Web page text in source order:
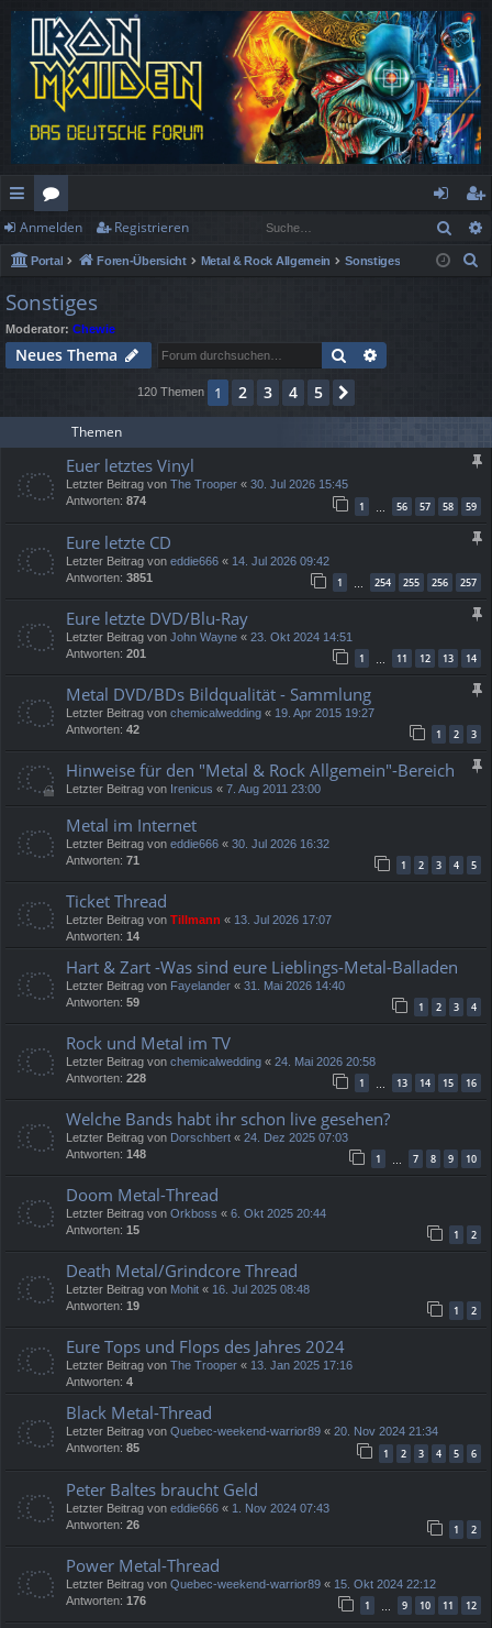
ch
ne
llz
ug
rif
or
en
n
m
eg
ist
Anmelden Registrieren
Portal Foren-Übersicht Metal & Rock Allgemein Sonstiges
Sonstiges
Moderator: Chewie
Neues Thema Suche
120 Themen 1 2 3 4 5
Themen
Euer letztes Vinyl
Letzter Beitrag von The Trooper « 30. Jul 2026 15:45
Antworten: 874 1 56 57 58 59
Eure letzte CD
Letzter Beitrag von eddie666 « 14. Jul 2026 09:42
Antworten: 3851 1 254 255 256 257
Eure letzte DVD/Blu-Ray
Letzter Beitrag von John Wayne « 23. Okt 2024 14:51
Antworten: 201 1 11 12 13 14
Metal DVD/BDs Bildqualität - Sammlung
Letzter Beitrag von chemicalwedding « 19. Apr 2015 19:27
Antworten: 42 1 2 3
Hinweise für den "Metal & Rock Allgemein"-Bereich
Letzter Beitrag von Irenicus « 7. Aug 2011 23:00
Metal im Internet
Letzter Beitrag von eddie666 « 30. Jul 2026 16:32
Antworten: 71 1 2 3 4 5
Ticket Thread
Letzter Beitrag von Tillmann « 13. Jul 2026 17:07
Antworten: 14
Hart & Zart -Was sind eure Lieblings-Metal-Balladen
Letzter Beitrag von Fayelander « 31. Mai 2026 14:40
Antworten: 59 1 2 3 4
Rock und Metal im TV
Letzter Beitrag von chemicalwedding « 24. Mai 2026 20:58
Antworten: 228 1 … 13 14 15 16
Welche Bands habt ihr schon live gesehen?
Letzter Beitrag von Dorschbert « 24. Dez 2025 07:03
Antworten: 148 1 … 7 8 9 10
Doom Metal-Thread
Letzter Beitrag von Orkboss « 6. Okt 2025 20:44
Antworten: 15 1 2
Death Metal/Grindcore Thread
Letzter Beitrag von Mohit « 16. Jul 2025 08:48
Antworten: 19 1 2
Eure Tops und Flops des Jahres 2024
Letzter Beitrag von The Trooper « 13. Jan 2025 17:16
Antworten: 4
Black Metal-Thread
Letzter Beitrag von Quebec-weekend-warrior89 « 20. Nov 2024 21:34
Antworten: 85 1 2 3 4 5 6
Peter Baltes braucht Geld
Letzter Beitrag von eddie666 « 1. Nov 2024 07:43
Antworten: 26 1 2
Power Metal-Thread
Letzter Beitrag von Quebec-weekend-warrior89 « 15. Okt 2024 22:12
Antworten: 176 1 9 10 11 12